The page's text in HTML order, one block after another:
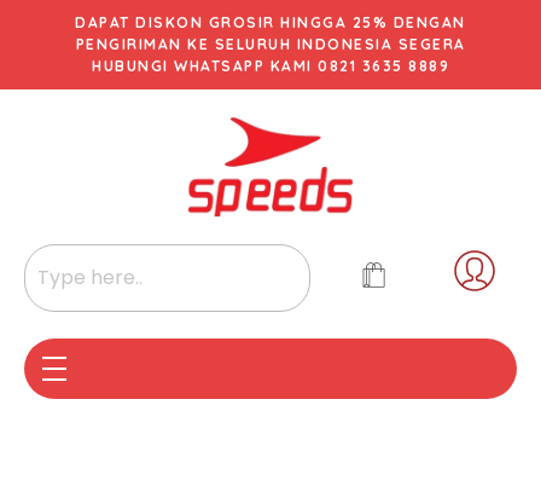
DAPAT DISKON GROSIR HINGGA 25% DENGAN
PENGIRIMAN KE SELURUH INDONESIA SEGERA
HUBUNGI WHATSAPP KAMI 0821 3635 8889